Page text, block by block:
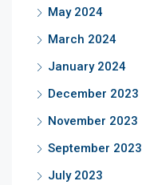
May 2024
March 2024
January 2024
December 2023
November 2023
September 2023
July 2023